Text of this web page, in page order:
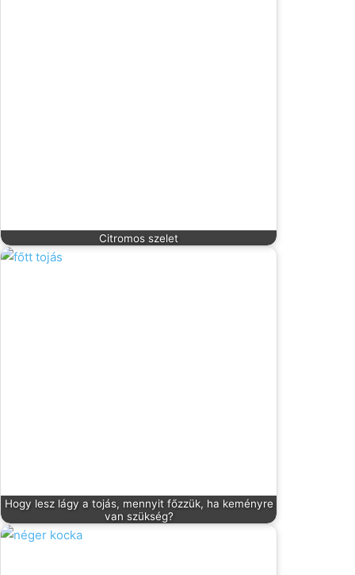
Citromos szelet
Hogy lesz lágy a tojás, mennyit főzzük, ha keményre
van szükség?